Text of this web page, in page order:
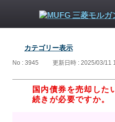
カテゴリー表示
No : 3945 更新日時 : 2025/03/11
国内債券を売却した
続きが必要ですか。